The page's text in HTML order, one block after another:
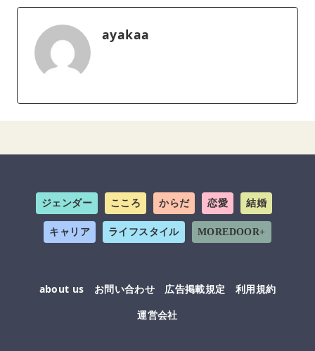
ayakaa
ジェンダー こころ からだ 恋愛 結婚
キャリア ライフスタイル MOREDOOR+
about us お問い合わせ 広告掲載規定
利用規約
運営会社